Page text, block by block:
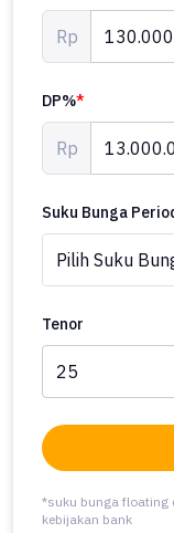
Rp
DP%*
Rp
Suku Bunga
Tenor
*suku bunga floating
kebijakan bank